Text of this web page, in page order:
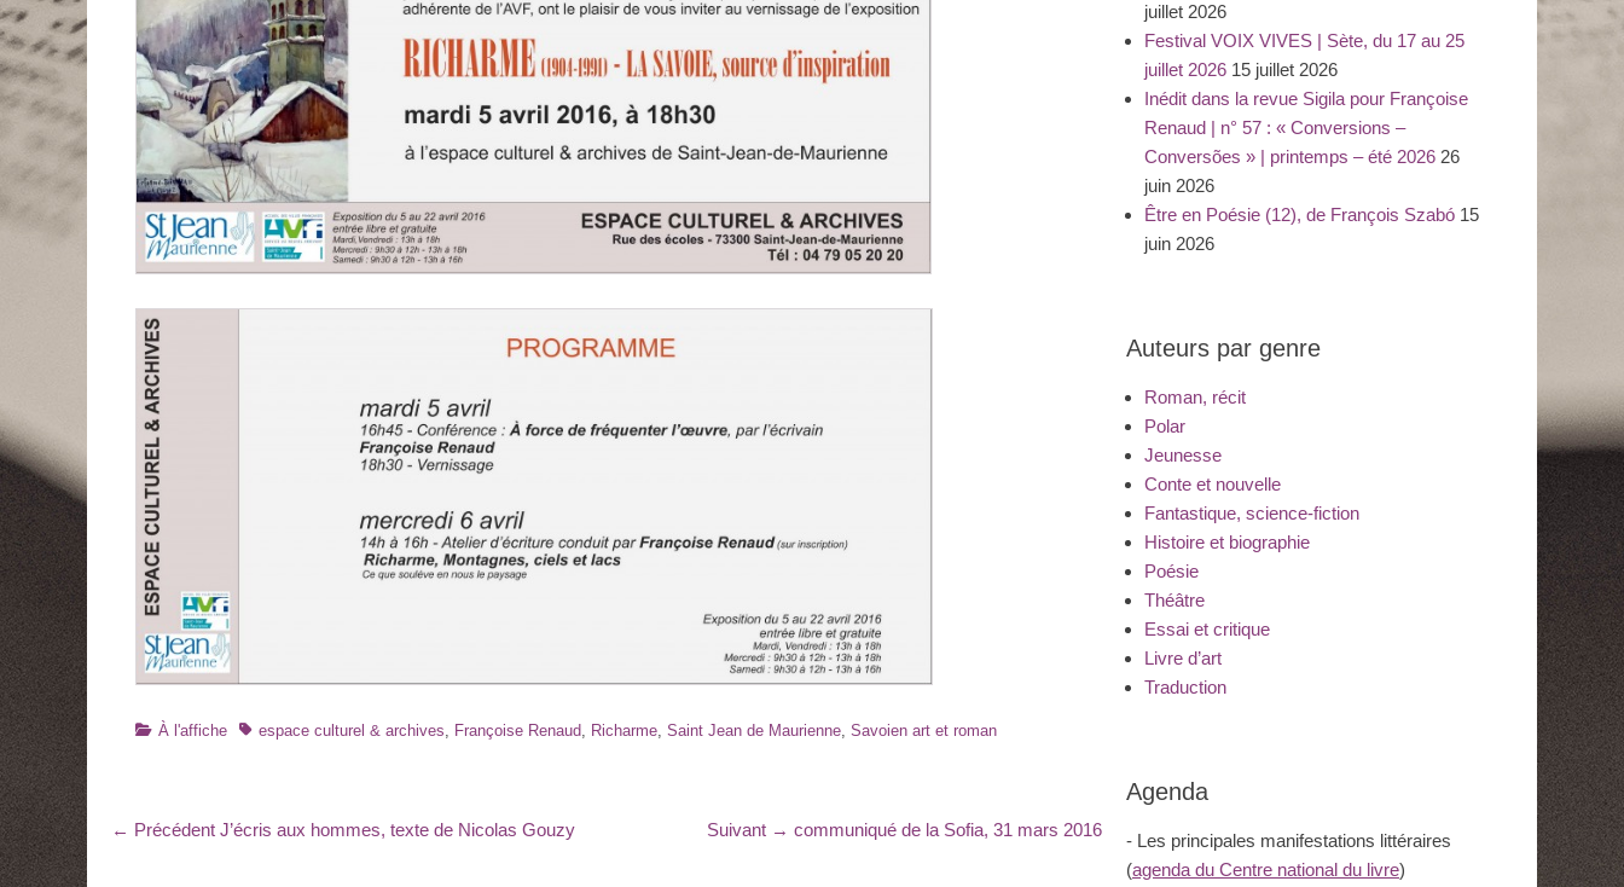
Catégories
À l'affiche Tagsespace culturel & archives Françoise Renaud Richarme Saint Jean de Maurienne Savoien art et roman
Navigation
← Précédent Article
J’écris aux hommes, texte de Nicolas Gouzy Suivant → Article
communiqué de la Sofia, 31 mars 2016
juillet 2026
Festival VOIX VIVES | Sète, du 17 au 25
juillet 2026 15 juillet 2026
Inédit dans la revue Sigila pour Françoise
Renaud | n° 57 : « Conversions –
Conversões » | printemps – été 2026 26
juin 2026
Être en Poésie (12), de François Szabó 15
juin 2026
Auteurs par genre
Roman, récit
Polar
Jeunesse
Conte et nouvelle
Fantastique, science-fiction
Histoire et biographie
Poésie
Théâtre
Essai et critique
Livre d’art
Traduction
Agenda
- Les principales manifestations littéraires
(agenda du Centre national du livre)